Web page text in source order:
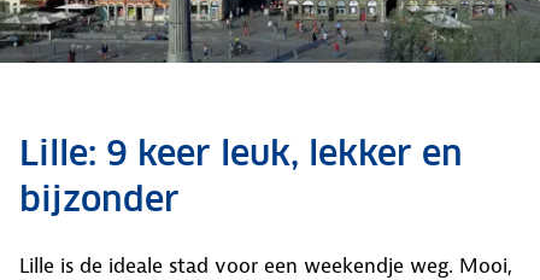
Lille: 9 keer leuk, lekker en
bijzonder
Lille is de ideale stad voor een weekendje weg. Mooi,